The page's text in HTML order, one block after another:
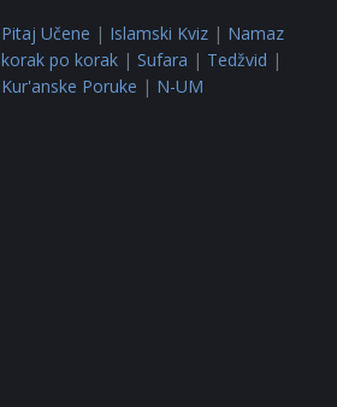
Pitaj Učene | Islamski Kviz | Namaz
korak po korak | Sufara | Tedžvid |
Kur'anske Poruke | N-UM